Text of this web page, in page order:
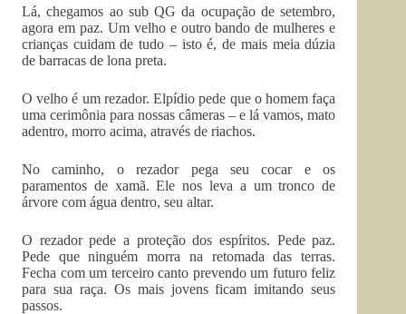
Lá, chegamos ao sub QG da ocupação de setembro,
agora em paz. Um velho e outro bando de mulheres e
crianças cuidam de tudo – isto é, de mais meia dúzia
de barracas de lona preta.
O velho é um rezador. Elpídio pede que o homem faça
uma cerimônia para nossas câmeras – e lá vamos, mato
adentro, morro acima, através de riachos.
No caminho, o rezador pega seu cocar e os
paramentos de xamã. Ele nos leva a um tronco de
árvore com água dentro, seu altar.
O rezador pede a proteção dos espíritos. Pede paz.
Pede que ninguém morra na retomada das terras.
Fecha com um terceiro canto prevendo um futuro feliz
para sua raça. Os mais jovens ficam imitando seus
passos.